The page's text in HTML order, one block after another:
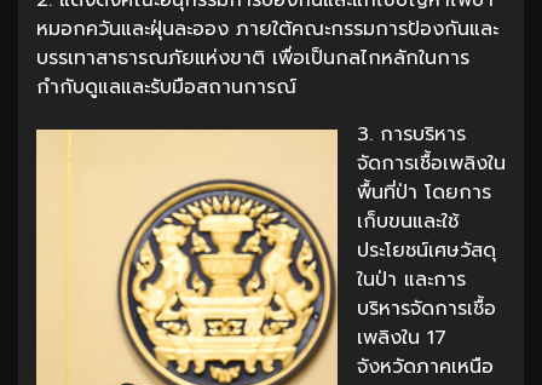
หมอกควันและฝุ่นละออง ภายใต้คณะกรรมการป้องกันและ
บรรเทาสาธารณภัยแห่งขาติ เพื่อเป็นกลไกหลักในการ
กำกับดูแลและรับมือสถานการณ์
3. การบริหาร
จัดการเชื้อเพลิงใน
พื้นที่ป่า โดยการ
เก็บขนและใช้
ประโยชน์เศษวัสดุ
ในป่า และการ
บริหารจัดการเชื้อ
เพลิงใน 17
จังหวัดภาคเหนือ